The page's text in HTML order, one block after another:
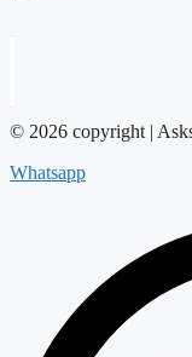
© 2026 copyright |
Whatsapp